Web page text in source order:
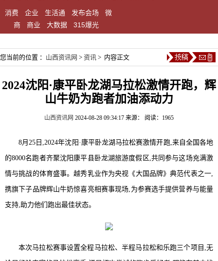
消费 企业 生活通 发布会场
微
商
商业 大数据 315爆光
您当前的位置 ： 山西资讯网 > 资讯 > 内容正文
2024沈阳·康平卧龙湖马拉松激情开跑，辉
山牛奶为跑者加油添动力
山西资讯网 2024-08-28 09:34:17 来源： 阅读：1965
8月25日,2024年沈阳·康平卧龙湖马拉松赛激情开跑,来自全国各地
的8000名跑者齐聚沈阳康平县卧龙湖旅游度假区,共同参与这场充满激
情与挑战的体育盛事。越秀乳业作为央视《大国品牌》典范代表之一,
携旗下子品牌辉山牛奶惊喜亮相赛事现场,为参赛选手提供营养与能量
支持,助力他们跑出最佳状态。
本次马拉松赛事设置全程马拉松、半程马拉松和乐跑三个项目,无